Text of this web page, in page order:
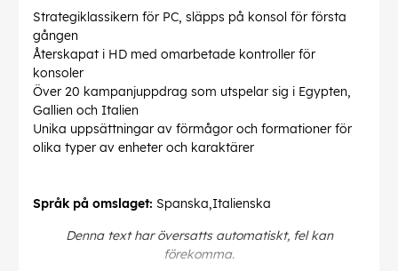
Strategiklassikern för PC, släpps på konsol för första
gången
Återskapat i HD med omarbetade kontroller för
konsoler
Över 20 kampanjuppdrag som utspelar sig i Egypten,
Gallien och Italien
Unika uppsättningar av förmågor och formationer för
olika typer av enheter och karaktärer
Språk på omslaget: Spanska,Italienska
Denna text har översatts automatiskt, fel kan
förekomma.